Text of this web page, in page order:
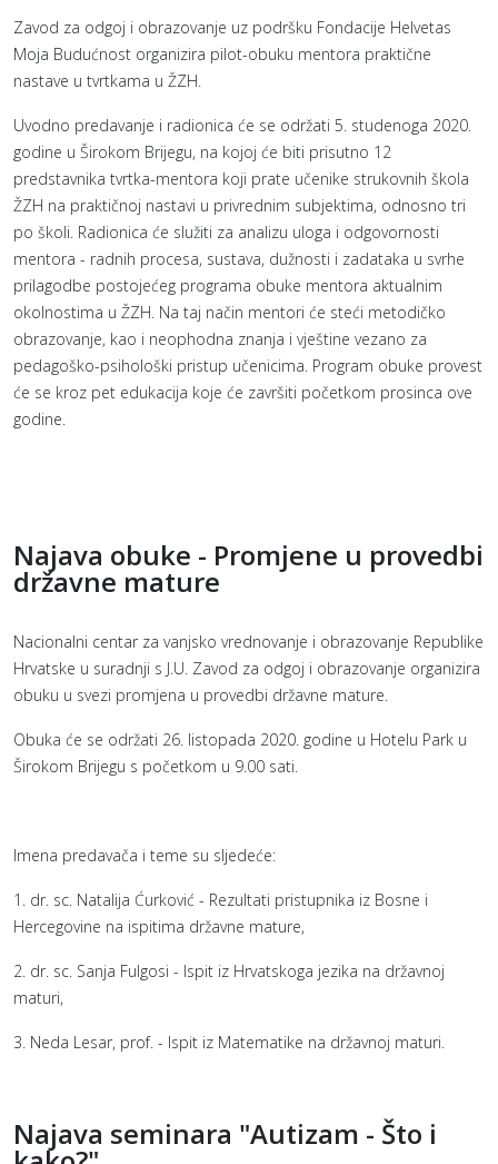
Zavod za odgoj i obrazovanje uz podršku Fondacije Helvetas
Moja Budućnost organizira pilot-obuku mentora praktične
nastave u tvrtkama u ŽZH.
Uvodno predavanje i radionica će se održati 5. studenoga 2020.
godine u Širokom Brijegu, na kojoj će biti prisutno 12
predstavnika tvrtka-mentora koji prate učenike strukovnih škola
ŽZH na praktičnoj nastavi u privrednim subjektima, odnosno tri
po školi. Radionica će služiti za analizu uloga i odgovornosti
mentora - radnih procesa, sustava, dužnosti i zadataka u svrhe
prilagodbe postojećeg programa obuke mentora aktualnim
okolnostima u ŽZH. Na taj način mentori će steći metodičko
obrazovanje, kao i neophodna znanja i vještine vezano za
pedagoško-psihološki pristup učenicima. Program obuke provest
će se kroz pet edukacija koje će završiti početkom prosinca ove
godine.
Najava obuke - Promjene u provedbi
državne mature
Nacionalni centar za vanjsko vrednovanje i obrazovanje Republike
Hrvatske u suradnji s J.U. Zavod za odgoj i obrazovanje organizira
obuku u svezi promjena u provedbi državne mature.
Obuka će se održati 26. listopada 2020. godine u Hotelu Park u
Širokom Brijegu s početkom u 9.00 sati.
Imena predavača i teme su sljedeće:
1. dr. sc. Natalija Ćurković - Rezultati pristupnika iz Bosne i
Hercegovine na ispitima državne mature,
2. dr. sc. Sanja Fulgosi - Ispit iz Hrvatskoga jezika na državnoj
maturi,
3. Neda Lesar, prof. - Ispit iz Matematike na državnoj maturi.
Najava seminara "Autizam - Što i